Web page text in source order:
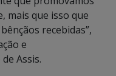
mais que isso que
recebidas”,
e
Assis.